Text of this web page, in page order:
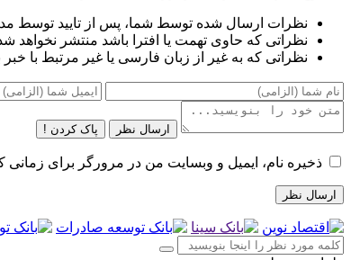
نظرات ارسال شده توسط شما، پس از تایید توسط
نظراتی که حاوی تهمت یا افترا باشد منتشر نخواهد
نظراتی که به غیر از زبان فارسی یا غیر مرتبط با
ارسال نظر پاک کردن !
ذخیره نام، ایمیل و وبسایت من در مرورگر برای زمانی